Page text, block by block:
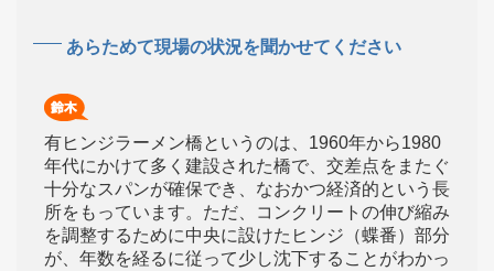
あらためて現場の状況を聞かせてください
有ヒンジラーメン橋というのは、1960年から1980
年代にかけて多く建設された橋で、交差点をまたぐ
十分なスパンが確保でき、なおかつ経済的という長
所をもっています。ただ、コンクリートの伸び縮み
を調整するために中央に設けたヒンジ（蝶番）部分
が、年数を経るに従って少し沈下することがわかっ